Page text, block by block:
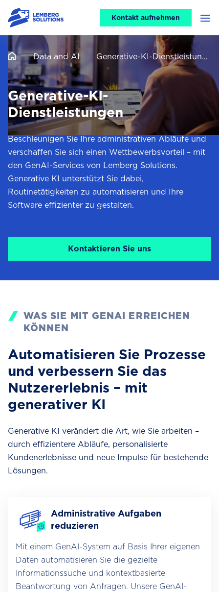
CTA
header
Kontakt aufnehmen
Data and AI Generative-KI-Dienstleistungen
Generative-KI-
Dienstleistungen
Beschleunigen Sie Ihre administrativen Abläufe und
verschaffen Sie sich einen Wettbewerbsvorteil – mit
den GenAI-Services von Lemberg Solutions.
Generative KI unterstützt Sie dabei,
Routinetätigkeiten zu automatisieren und Ihre
Software effizienter zu gestalten.
Kontaktieren Sie uns
WAS SIE MIT GENAI ERREICHEN
KÖNNEN
Automatisieren Sie Prozesse
und verbessern Sie das
Nutzererlebnis – mit
generativer KI
Generative KI verändert die Art, wie Sie arbeiten –
durch effizientere Abläufe, personalisierte
Kundenerlebnisse und neue Impulse für bestehende
Lösungen.
Administrative Aufgaben
reduzieren
Mit einem GenAI-System auf Basis Ihrer eigenen
Daten automatisieren Sie die gezielte
Informationssuche und kontextbasierte
Beantwortung von Anfragen. Unsere GenAI-